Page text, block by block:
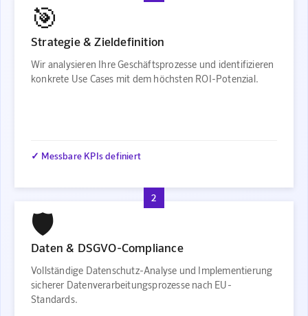
🎯
Strategie & Zieldefinition
Wir analysieren Ihre Geschäftsprozesse und identifizieren
konkrete Use Cases mit dem höchsten ROI-Potenzial.
✓ Messbare KPIs definiert
2
🛡️
Daten & DSGVO-Compliance
Vollständige Datenschutz-Analyse und Implementierung
sicherer Datenverarbeitungsprozesse nach EU-
Standards.